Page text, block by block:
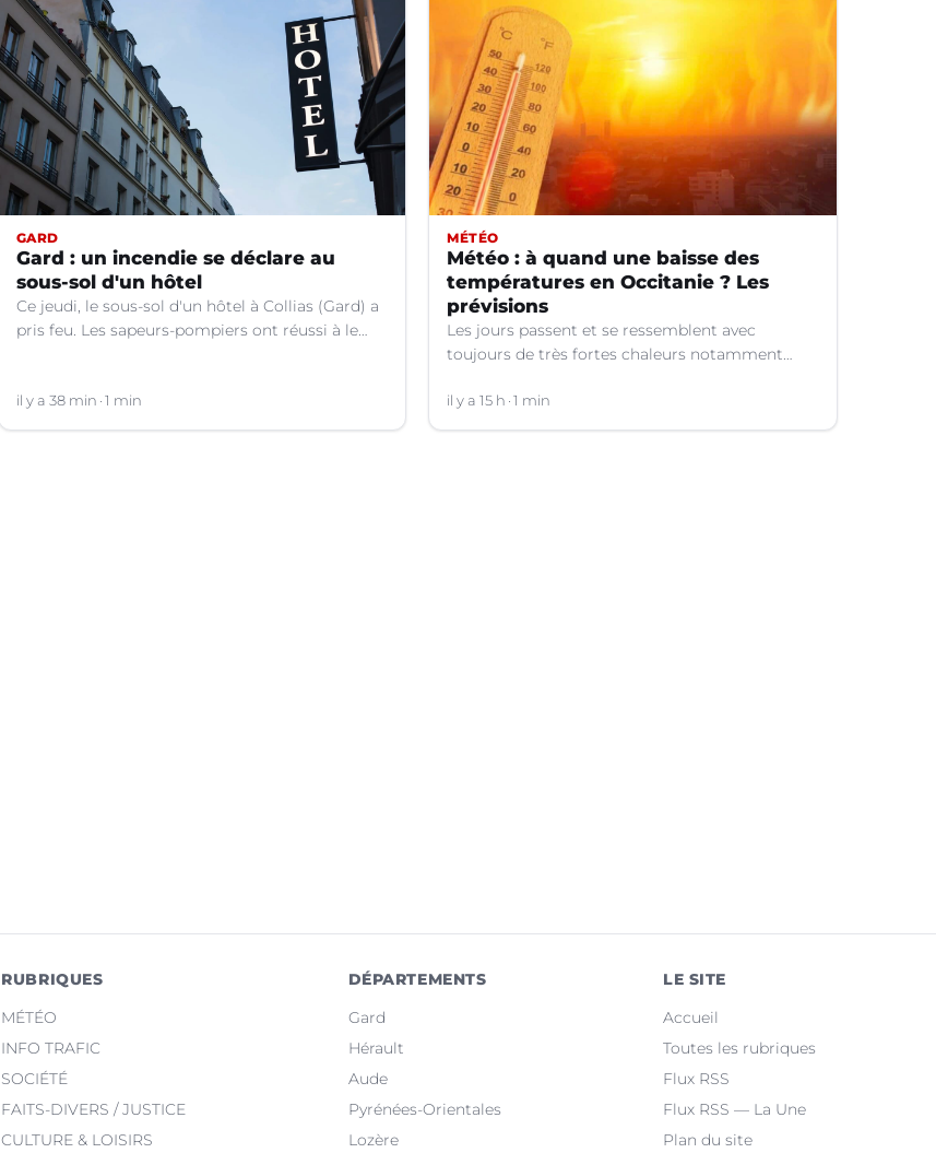
GARD
Gard : un incendie se déclare au
sous-sol d'un hôtel
Ce jeudi, le sous-sol d'un hôtel à Collias (Gard) a
pris feu. Les sapeurs-pompiers ont réussi à le
il y a 38 min 1 min
MÉTÉO
Météo : à quand une baisse des
températures en Occitanie ? Les
prévisions
Les jours passent et se ressemblent avec
toujours de très fortes chaleurs notamment
il y a 15 h 1 min
RUBRIQUES
MÉTÉO
INFO TRAFIC
SOCIÉTÉ
FAITS-DIVERS / JUSTICE
CULTURE & LOISIRS
DÉPARTEMENTS
Gard
Hérault
Aude
Pyrénées-Orientales
Lozère
LE SITE
Accueil
Toutes les rubriques
Flux RSS
Flux RSS — La Une
Plan du site